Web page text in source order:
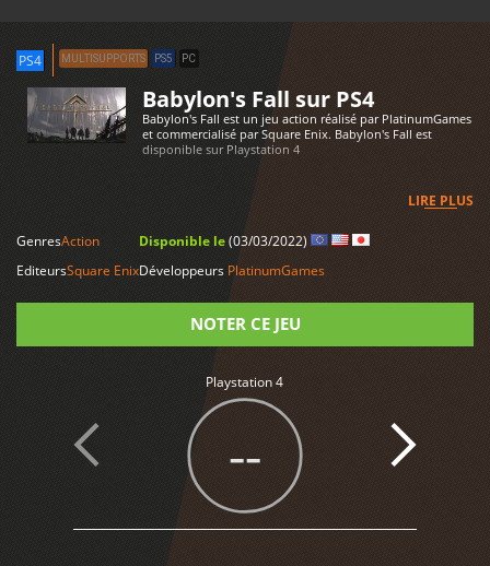
PS4 MULTISUPPORTS PS5 PC
Babylon's Fall sur PS4
Babylon's Fall est un jeu action réalisé par PlatinumGames
et commercialisé par Square Enix. Babylon's Fall est
disponible sur Playstation 4
LIRE PLUS
GenresAction
EditeursSquare Enix
Disponible le(03/03/2022)
Développeurs PlatinumGames
NOTER CE JEU
Playstation 4
--